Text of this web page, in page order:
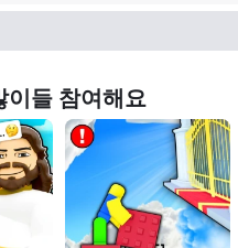
이들 참여해요